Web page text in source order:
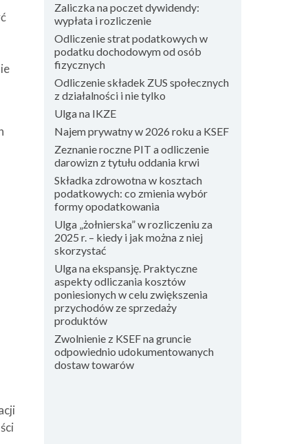
Zaliczka na poczet dywidendy:
wypłata i rozliczenie
Odliczenie strat podatkowych w
podatku dochodowym od osób
fizycznych
Odliczenie składek ZUS społecznych
z działalności i nie tylko
Ulga na IKZE
Najem prywatny w 2026 roku a KSEF
Zeznanie roczne PIT a odliczenie
darowizn z tytułu oddania krwi
Składka zdrowotna w kosztach
podatkowych: co zmienia wybór
formy opodatkowania
Ulga „żołnierska” w rozliczeniu za
2025 r. – kiedy i jak można z niej
skorzystać
Ulga na ekspansję. Praktyczne
aspekty odliczania kosztów
poniesionych w celu zwiększenia
przychodów ze sprzedaży
produktów
Zwolnienie z KSEF na gruncie
odpowiednio udokumentowanych
dostaw towarów